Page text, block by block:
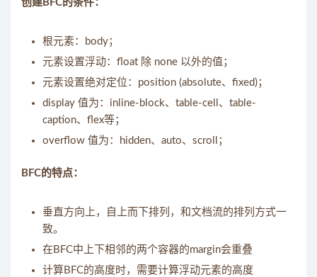
创建BFC的条件：
根元素：body；
元素设置浮动：float 除 none 以外的值；
元素设置绝对定位：position (absolute、fixed)；
display 值为：inline-block、table-cell、table-
caption、flex等；
overflow 值为：hidden、auto、scroll；
BFC的特点：
垂直方向上，自上而下排列，和文档流的排列方式一
致。
在BFC中上下相邻的两个容器的margin会重叠
计算BFC的高度时，需要计算浮动元素的高度